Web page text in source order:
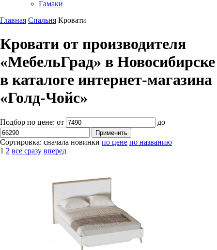
Гамаки
Главная Спальня Кровати
Кровати от производителя
«МебельГрад» в Новосибирске
в каталоге интернет-магазина
«Голд-Чойс»
Подбор по цене: от до
Сортировка: сначала новинки по цене по названию
1 2 все сразу вперед